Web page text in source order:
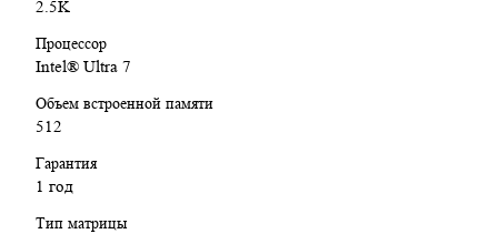
Экран:
изображения и плавность в играх
Видеокарта:
3D-графике и видеомонтаже
Операционная система:
Для каких задач подойдёт Alienware Aurora 16
2.5K
Процессор
Intel® Ultra 7
Объем встроенной памяти
512
Гарантия
1 год
Тип матрицы